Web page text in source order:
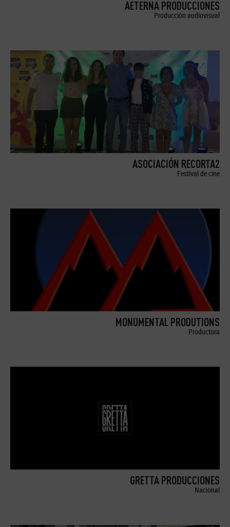
AETERNA PRODUCCIONES
Producción audiovisual
ASOCIACIÓN RECORTA2
Festival de cine
MONUMENTAL PRODUTIONS
Productora
GRETTA PRODUCCIONES
Nacional